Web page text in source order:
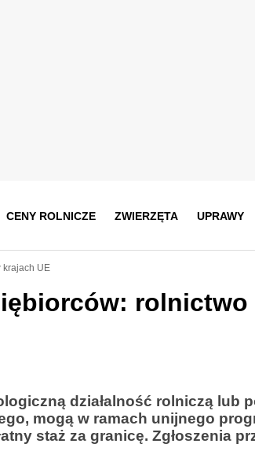
CENY ROLNICZE ZWIERZĘTA UPRAWY
krajach UE
rolnictwo
działalność rolniczą lub
mogą w ramach unijnego
staż za granicę. Zgłoszenia